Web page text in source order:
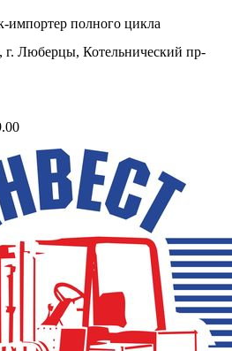
полного цикла
г. Люберцы, Котельнический пр-